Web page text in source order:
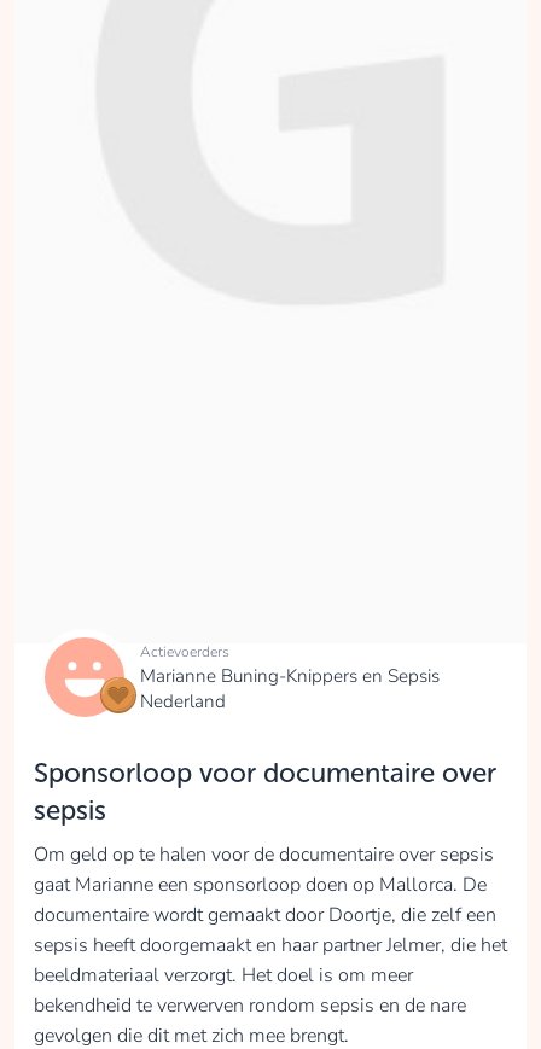
Actievoerders
Marianne Buning-Knippers en Sepsis
Nederland
Sponsorloop voor documentaire over
sepsis
Om geld op te halen voor de documentaire over sepsis
gaat Marianne een sponsorloop doen op Mallorca. De
documentaire wordt gemaakt door Doortje, die zelf een
sepsis heeft doorgemaakt en haar partner Jelmer, die het
beeldmateriaal verzorgt. Het doel is om meer
bekendheid te verwerven rondom sepsis en de nare
gevolgen die dit met zich mee brengt.